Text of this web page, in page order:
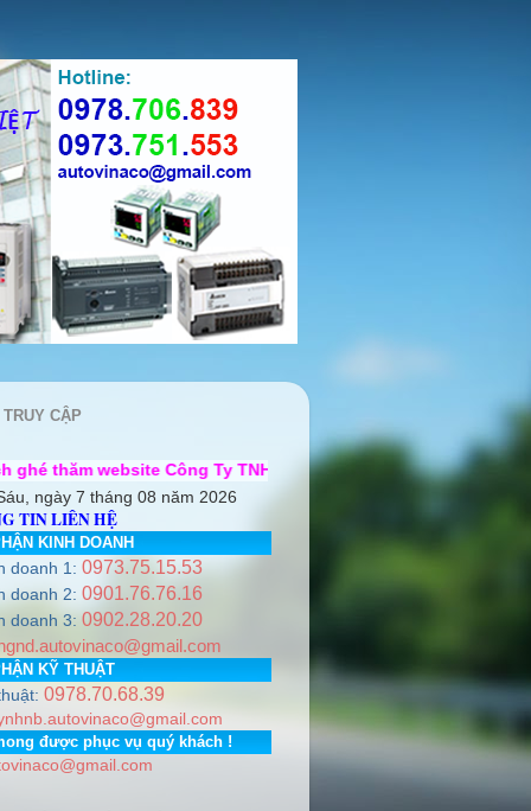
. Hotline 0978.706.839 / 0973.751.553
Lâm, Thành phố Hà Nội. PGD: Số nhà 7, dãy 5, tổ dân
CẬP
Công Ty TNHH Cơ điện Auto Vina ++ Chúng tôi rất mong
ngày 7 tháng 08 năm 2026
TIN LIÊN HỆ
KINH DOANH
doanh 1: 0973.75.15.53
doanh 2: 0901.76.76.16
doanh 3: 0902.28.20.20
KỸ THUẬT
0978.70.68.39
được phục vụ quý khách !